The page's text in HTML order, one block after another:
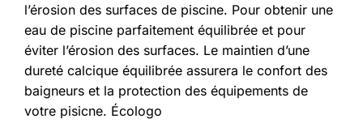
l’érosion des surfaces de piscine. Pour obtenir une
eau de piscine parfaitement équilibrée et pour
éviter l’érosion des surfaces. Le maintien d’une
dureté calcique équilibrée assurera le confort des
baigneurs et la protection des équipements de
votre pisicne. Écologo